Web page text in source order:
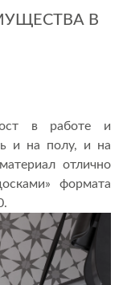
В
в работе и
и на полу, и на
отлично
формата